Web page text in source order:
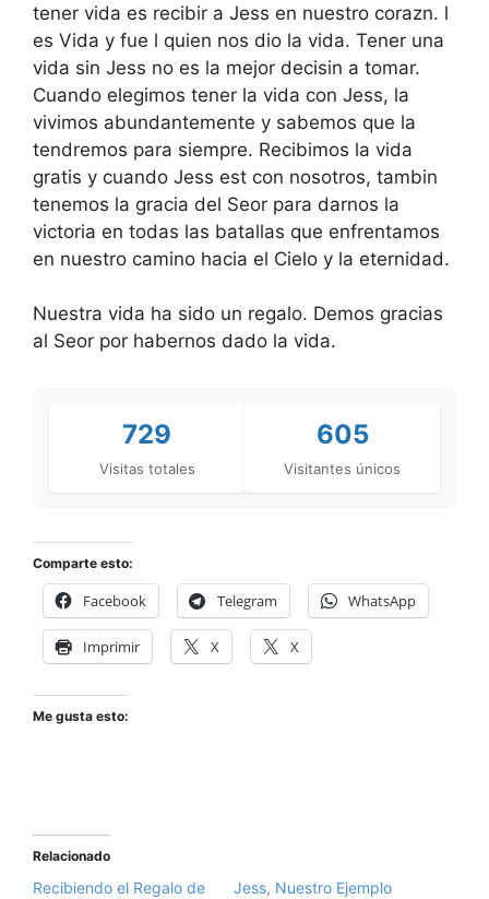
tener vida es recibir a Jess en nuestro corazn. l
es Vida y fue l quien nos dio la vida. Tener una
vida sin Jess no es la mejor decisin a tomar.
Cuando elegimos tener la vida con Jess, la
vivimos abundantemente y sabemos que la
tendremos para siempre. Recibimos la vida
gratis y cuando Jess est con nosotros, tambin
tenemos la gracia del Seor para darnos la
victoria en todas las batallas que enfrentamos
en nuestro camino hacia el Cielo y la eternidad.
Nuestra vida ha sido un regalo. Demos gracias
al Seor por habernos dado la vida.
729
Visitas totales
605
Visitantes únicos
Comparte esto:
Facebook Telegram WhatsApp
Imprimir X X
Me gusta esto:
Relacionado
Recibiendo el Regalo de Jess, Nuestro Ejemplo